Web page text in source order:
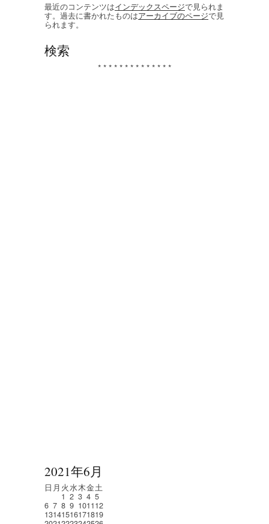
最近のコンテンツはインデックスページで見られま
す。過去に書かれたものはアーカイブのページで見
られます。
検索
* * * * * * * * * * * * * *
2021年6月
日 月 火水木金土
1 2 3 4 5
6 7 8 9 101112
13141516171819